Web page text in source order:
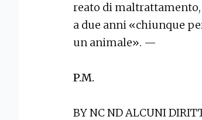
reato di maltrattamento,
a due anni «chiunque
un animale». —
P.M.
BY NC ND ALCUNI